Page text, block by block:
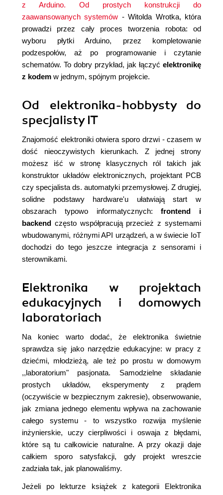
z Arduino. Od prostych konstrukcji do
zaawansowanych systemów - Witolda Wrotka, która
prowadzi przez cały proces tworzenia robota: od
wyboru płytki Arduino, przez kompletowanie
podzespołów, aż po programowanie i czytanie
schematów. To dobry przykład, jak łączyć elektronikę
z kodem w jednym, spójnym projekcie.
Od elektronika-hobbysty do
specjalisty IT
Znajomość elektroniki otwiera sporo drzwi - czasem w
dość nieoczywistych kierunkach. Z jednej strony
możesz iść w stronę klasycznych ról takich jak
konstruktor układów elektronicznych, projektant PCB
czy specjalista ds. automatyki przemysłowej. Z drugiej,
solidne podstawy hardware'u ułatwiają start w
obszarach typowo informatycznych:frontend i
backend często współpracują przecież z systemami
wbudowanymi, różnymi API urządzeń, a w świecie IoT
dochodzi do tego jeszcze integracja z sensorami i
sterownikami.
Elektronika w projektach
edukacyjnych i domowych
laboratoriach
Na koniec warto dodać, że elektronika świetnie
sprawdza się jako narzędzie edukacyjne: w pracy z
dziećmi, młodzieżą, ale też po prostu w domowym
,,laboratorium" pasjonata. Samodzielne składanie
prostych układów, eksperymenty z prądem
(oczywiście w bezpiecznym zakresie), obserwowanie,
jak zmiana jednego elementu wpływa na zachowanie
całego systemu - to wszystko rozwija myślenie
inżynierskie, uczy cierpliwości i oswaja z błędami,
które są tu całkowicie naturalne. A przy okazji daje
całkiem sporo satysfakcji, gdy projekt wreszcie
zadziała tak, jak planowaliśmy.
Jeżeli po lekturze książek z kategorii Elektronika